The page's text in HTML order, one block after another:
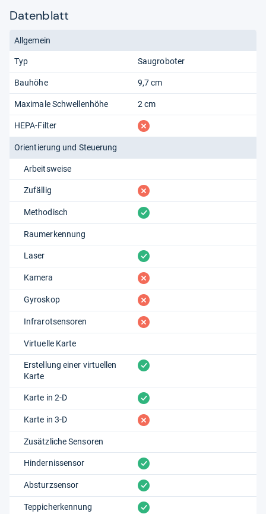
Datenblatt
Allgemein
Typ Saugroboter
Bauhöhe 9,7 cm
Maximale Schwellenhöhe 2 cm
HEPA-Filter fehlt
Orientierung und Steuerung
Arbeitsweise
Zufällig fehlt
Methodisch vorhanden
Raumerkennung
Laser vorhanden
Kamera fehlt
Gyroskop fehlt
Infrarotsensoren fehlt
Virtuelle Karte
Erstellung einer virtuellen
Karte
vorhanden
Karte in 2-D vorhanden
Karte in 3-D fehlt
Zusätzliche Sensoren
Hindernissensor vorhanden
Absturzsensor vorhanden
Teppicherkennung vorhanden